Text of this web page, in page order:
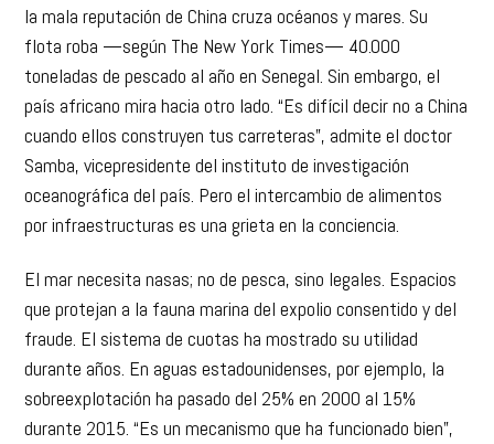
la mala reputación de China cruza océanos y mares. Su
flota roba —según The New York Times— 40.000
toneladas de pescado al año en Senegal. Sin embargo, el
país africano mira hacia otro lado. “Es difícil decir no a China
cuando ellos construyen tus carreteras”, admite el doctor
Samba, vicepresidente del instituto de investigación
oceanográfica del país. Pero el intercambio de alimentos
por infraestructuras es una grieta en la conciencia.
El mar necesita nasas; no de pesca, sino legales. Espacios
que protejan a la fauna marina del expolio consentido y del
fraude. El sistema de cuotas ha mostrado su utilidad
durante años. En aguas estadounidenses, por ejemplo, la
sobreexplotación ha pasado del 25% en 2000 al 15%
durante 2015. “Es un mecanismo que ha funcionado bien”,